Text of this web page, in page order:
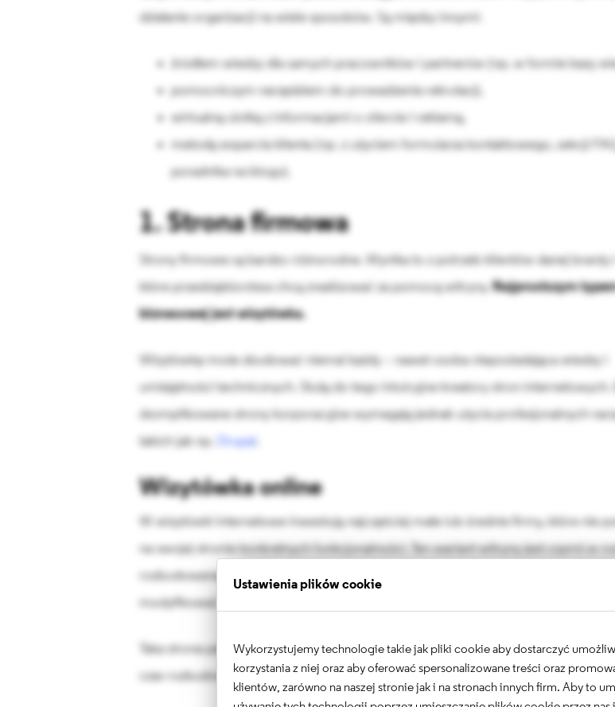
działanie organizacji na wiele sposobów. Są między innymi:
źródłem wiedzy dla samych pracowników i partnerów (np. w formie bazy
pomocniczym narzędziem do prowadzenia rekrutacji,
wirtualną ulotką z informacjami o ofercie i reklamą,
metodą wsparcia klienta (np. z użyciem formularza kontaktowego, sekcji FAQ,
poradnika na blogu).
1. Strona firmowa
Strony firmowe są bardzo różnorodne. Wynika to z potrzeb klientów danej branży
które przedsiębiorstwa chcą zrealizować za pomocą witryny.Najprostszym
biznesowej jest wizytówka.
Wizytówkę może zbudować niemal każdy – nawet osoba nieposiadająca wiedzy i
umiejętności technicznych. Służą do tego intuicyjne kreatory stron internetowych.
skomplikowane strony korporacyjne wymagają jednak użycia profesjonalnych
takich jak np.
Drupal
Wizytówka online
W wizytówki internetowe inwestują najczęściej małe lub średnie firmy, które nie
na swojej stronie konkretnych funkcjonalności. Ten wariant witryny jest czymś w
rozbudowanej ulotki marki umieszczonej w internecie, którą można na bieżąco
modyfikować.
Taka strona pełni funkcję reprezentatywną i - nieco rzadziej - informacyjną. Może
czas rozbudowywana o nowe podstrony.
Ustawienia plików cookie
Wykorzystujemy technologie takie jak pliki cookie aby dostarczyć
korzystania z niej oraz aby oferować spersonalizowane treści oraz
klientów, zarówno na naszej stronie jak i na stronach innych firm. Aby to